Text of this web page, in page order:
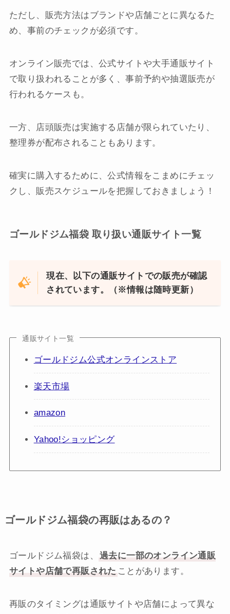
ただし、販売方法はブランドや店舗ごとに異なるた
め、事前のチェックが必須です。
オンライン販売では、公式サイトや大手通販サイト
で取り扱われることが多く、事前予約や抽選販売が
行われるケースも。
一方、店頭販売は実施する店舗が限られていたり、
整理券が配布されることもあります。
確実に購入するために、公式情報をこまめにチェッ
クし、販売スケジュールを把握しておきましょう！
ゴールドジム福袋 取り扱い通販サイト一覧
現在、以下の通販サイトでの販売が確認
されています。（※情報は随時更新）
通販サイト一覧
ゴールドジム公式オンラインストア
楽天市場
amazon
Yahoo!ショッピング
ゴールドジム福袋の再販はあるの？
ゴールドジム福袋は、
過去に一部のオンライン通販
サイトや店舗で再販された ことがあります。
再販のタイミングは通販サイトや店舗によって異な